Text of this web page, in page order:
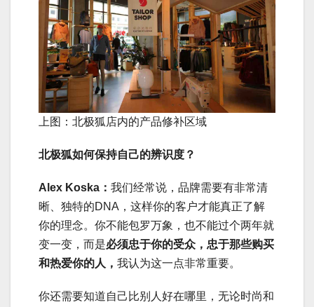
上图：北极狐店内的产品修补区域
北极狐如何保持自己的辨识度？
Alex Koska： 我们经常说，品牌需要有非常清
晰、独特的DNA，这样你的客户才能真正了解
你的理念。你不能包罗万象，也不能过个两年就
变一变，而是必须忠于你的受众，忠于那些购买
和热爱你的人， 我认为这一点非常重要。
你还需要知道自己比别人好在哪里，无论时尚和